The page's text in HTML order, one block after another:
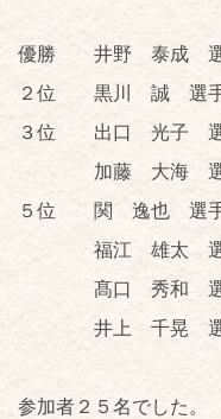
優勝 井野 泰成 選
２位 黒川 誠 選手
３位 出口 光子 選
加藤 大海 選
５位 関 逸也 選手
福江 雄太 選
髙口 秀和 選
井上 千晃 選
参加者２５名でした。